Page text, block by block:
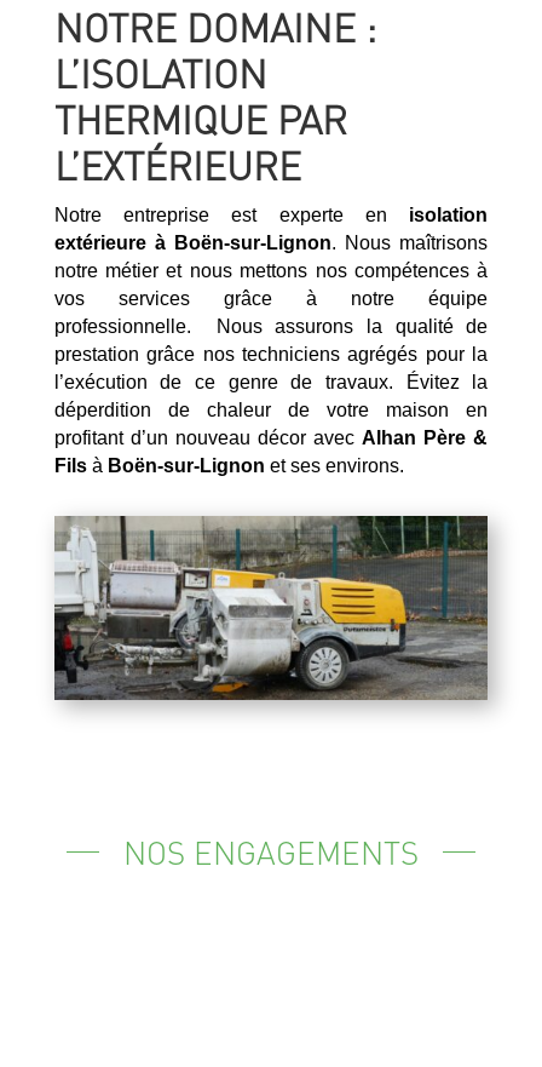
NOTRE DOMAINE :
L’ISOLATION
THERMIQUE PAR
L’EXTÉRIEURE
Notre entreprise est experte en isolation
extérieure à Boën-sur-Lignon. Nous maîtrisons
notre métier et nous mettons nos compétences à
vos services grâce à notre équipe
professionnelle. Nous assurons la qualité de
prestation grâce nos techniciens agrégés pour la
l’exécution de ce genre de travaux. Évitez la
déperdition de chaleur de votre maison en
profitant d’un nouveau décor avecAlhan Père &
Filsà Boën-sur-Lignon et ses environs.
NOS ENGAGEMENTS